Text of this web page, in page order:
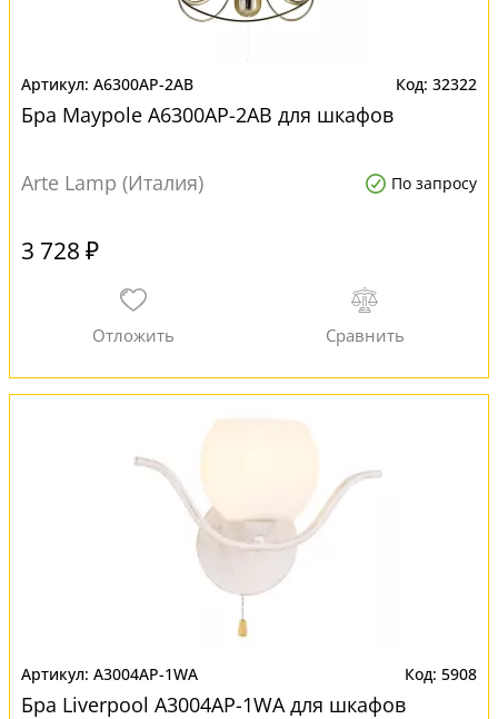
A6300AP-2AB 32322
Бра Maypole A6300AP-2AB для шкафов
Arte Lamp (Италия) По запросу
3 728 ₽
A3004AP-1WA 5908
Бра Liverpool A3004AP-1WA для шкафов